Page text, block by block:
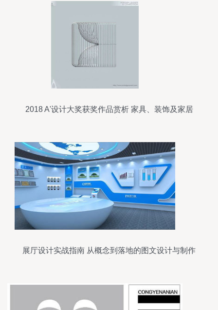
2018 A'设计大奖获奖作品赏析 家具、装饰及家居
展厅设计实战指南 从概念到落地的图文设计与制作